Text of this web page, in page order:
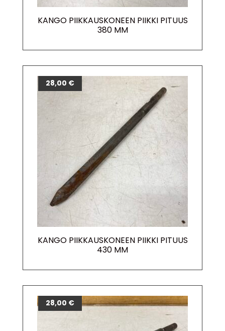
KANGO PIIKKAUSKONEEN PIIKKI PITUUS
380 MM
KANGO PIIKKAUSKONEEN PIIKKI PITUUS
430 MM
28,00 €
28,00 €